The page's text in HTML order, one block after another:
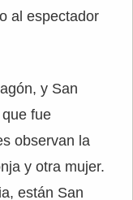
al espectador
y San
fue
observan la
y otra mujer.
están San